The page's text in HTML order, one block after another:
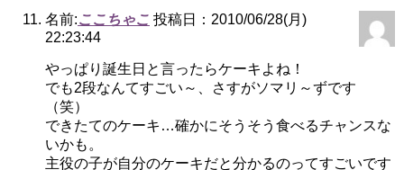
名前:ここちゃこ 投稿日：2010/06/28(月)
22:23:44
やっぱり誕生日と言ったらケーキよね！
でも2段なんてすごい～、さすがソマリ～ずです
（笑）
できたてのケーキ…確かにそうそう食べるチャンスな
いかも。
主役の子が自分のケーキだと分かるのってすごいです